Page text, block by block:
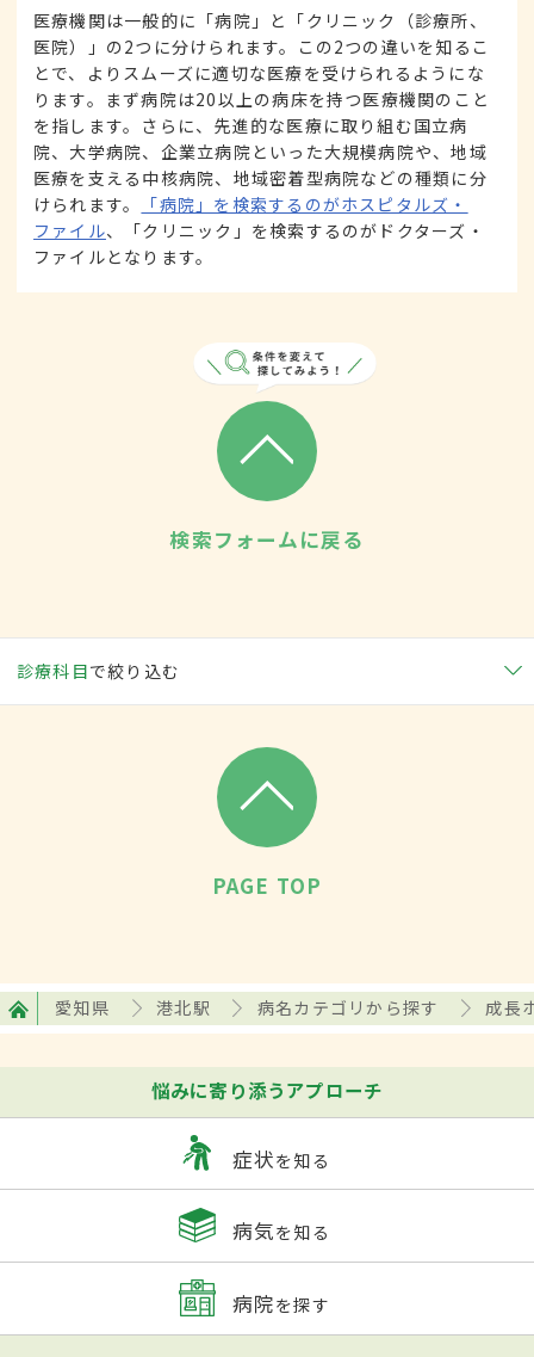
医療機関は一般的に「病院」と「クリニック（診療所、
医院）」の2つに分けられます。この2つの違いを知るこ
とで、よりスムーズに適切な医療を受けられるようにな
ります。まず病院は20以上の病床を持つ医療機関のこと
を指します。さらに、先進的な医療に取り組む国立病
院、大学病院、企業立病院といった大規模病院や、地域
医療を支える中核病院、地域密着型病院などの種類に分
けられます。
「病院」を検索するのがホスピタルズ・
ファイル、「クリニック」を検索するのがドクターズ・
ファイルとなります。
検索フォームに戻る
診療科目で絞り込む
PAGE TOP
愛知県 港北駅 病名カテゴリから探す 成長
悩みに寄り添うアプローチ
症状を知る
病気を知る
病院を探す